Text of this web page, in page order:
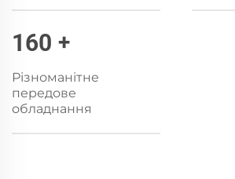
160 +
Різноманітне
передове
обладнання